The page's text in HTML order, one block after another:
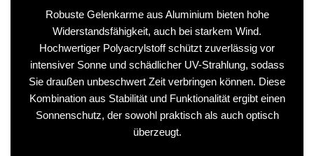
Robuste Gelenkarme aus Aluminium bieten hohe
Widerstandsfähigkeit, auch bei starkem Wind.
Hochwertiger Polyacrylstoff schützt zuverlässig vor
intensiver Sonne und schädlicher UV-Strahlung, sodass
Sie draußen unbeschwert Zeit verbringen können. Diese
Kombination aus Stabilität und Funktionalität ergibt einen
Sonnenschutz, der sowohl praktisch als auch optisch
überzeugt.